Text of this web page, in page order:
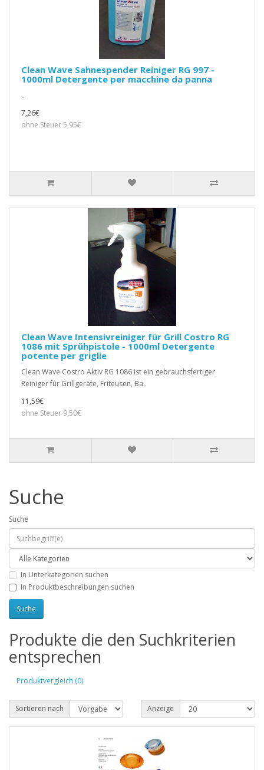
Clean Wave Sahnespender Reiniger RG 997 -
1000ml Detergente per macchine da panna
..
7,26€
ohne Steuer 5,95€
Clean Wave Intensivreiniger für Grill Costro RG
1086 mit Sprühpistole - 1000ml Detergente
potente per griglie
Clean Wave Costro Aktiv RG 1086 ist ein gebrauchsfertiger
Reiniger für Grillgeräte, Friteusen, Ba..
11,59€
ohne Steuer 9,50€
Suche
Suche
In Unterkategorien suchen
In Produktbeschreibungen suchen
Produkte die den Suchkriterien
entsprechen
Produktvergleich (0)
Sortieren nach Anzeige